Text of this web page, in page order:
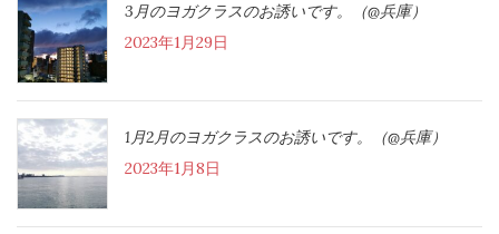
3月のヨガクラスのお誘いです。（@兵庫）
2023年1月29日
1月2月のヨガクラスのお誘いです。（@兵庫）
2023年1月8日